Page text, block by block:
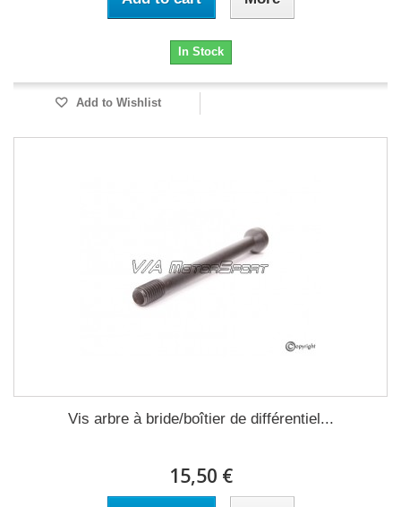
In Stock
Add to Wishlist
Vis arbre à bride/boîtier de différentiel...
15,50 €